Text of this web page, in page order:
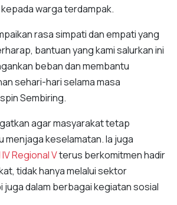
warga terdampak.
rasa simpati dan empati yang
bantuan yang kami salurkan ini
beban dan membantu
sehari-hari selama masa
Sembiring.
agar masyarakat tetap
menjaga keselamatan. Ia juga
IV Regional Vterus berkomitmen hadir
tidak hanya melalui sektor
dalam berbagai kegiatan sosial